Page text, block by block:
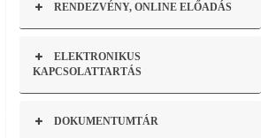
RENDEZVÉNY, ONLINE ELŐADÁS
ELEKTRONIKUS
KAPCSOLATTARTÁS
DOKUMENTUMTÁR